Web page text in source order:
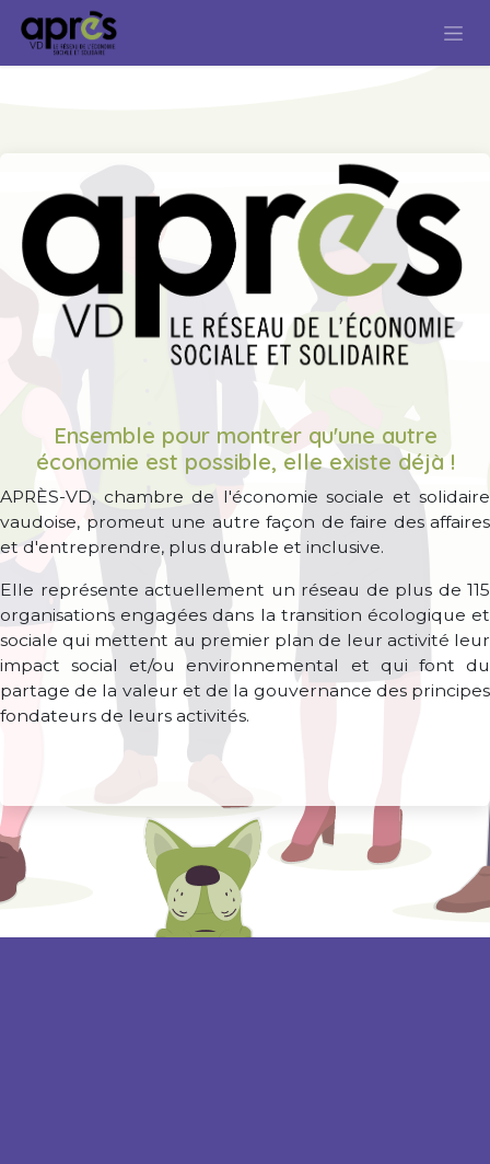
Se rendre au contenu
Ensemble pour montrer qu'une autre
économie est possible, elle existe déjà !
APRÈS-VD, chambre de l'économie sociale et solidaire
vaudoise, promeut une autre façon de faire des affaires
et d'entreprendre, plus durable et inclusive.
Elle représente actuellement un réseau de plus de 115
organisations engagées dans la transition écologique et
sociale qui mettent au premier plan de leur activité leur
impact social et/ou environnemental et qui font du
partage de la valeur et de la gouvernance des principes
fondateurs de leurs activités.